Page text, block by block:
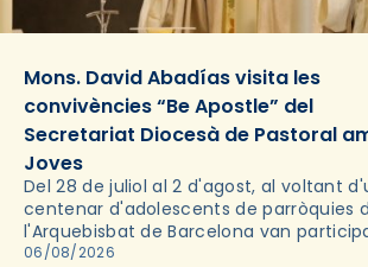
Mons. David Abadías visita les
convivències “Be Apostle” del
Secretariat Diocesà de Pastoral
Joves
Del 28 de juliol al 2 d'agost, al voltant
centenar d'adolescents de parròquies
l'Arquebisbat de Barcelona van
les convivències Be Apostle,
06/08/2026